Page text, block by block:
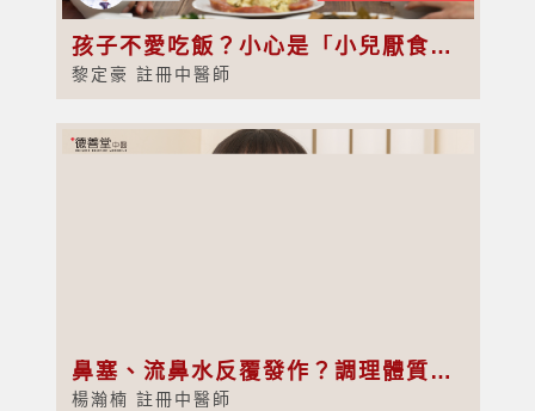
孩子不愛吃飯？小心是「小兒厭食症」！中醫教你3步改善脾胃問題
黎定豪 註冊中醫師
鼻塞、流鼻水反覆發作？調理體質先係關鍵
楊瀚楠 註冊中醫師